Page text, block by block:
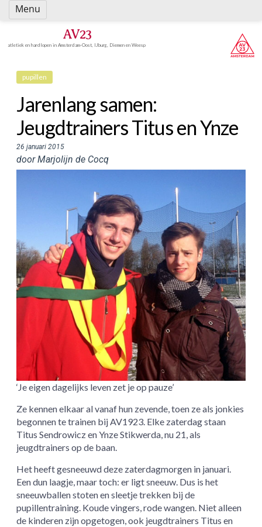
Spring
naar
AV23
atletiek en hardlopen in Amsterdam-Oost, IJburg, Diemen en Weesp
pupillen
Jarenlang samen:
Jeugdtrainers Titus en Ynze
26 januari 2015
door Marjolijn de Cocq
‘Je eigen dagelijks leven zet je op pauze’
Ze kennen elkaar al vanaf hun zevende, toen ze als jonkies
begonnen te trainen bij AV1923. Elke zaterdag staan
Titus Sendrowicz en Ynze Stikwerda, nu 21, als
jeugdtrainers op de baan.
Het heeft gesneeuwd deze zaterdagmorgen in januari.
Een dun laagje, maar toch: er ligt sneeuw. Dus is het
sneeuwballen stoten en sleetje trekken bij de
pupillentraining. Koude vingers, rode wangen. Niet alleen
de kinderen zijn opgetogen, ook jeugdtrainers Titus en
Menu